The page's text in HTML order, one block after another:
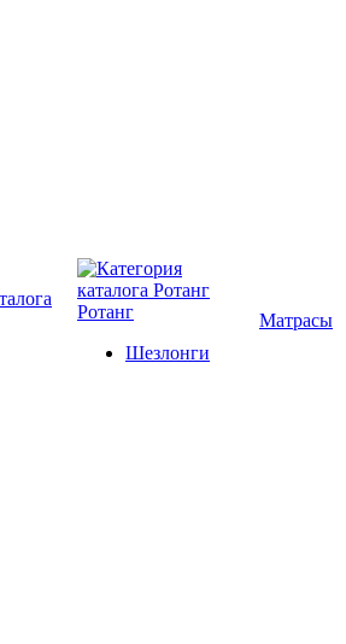
Ротанг
Шезлонги
Матрасы